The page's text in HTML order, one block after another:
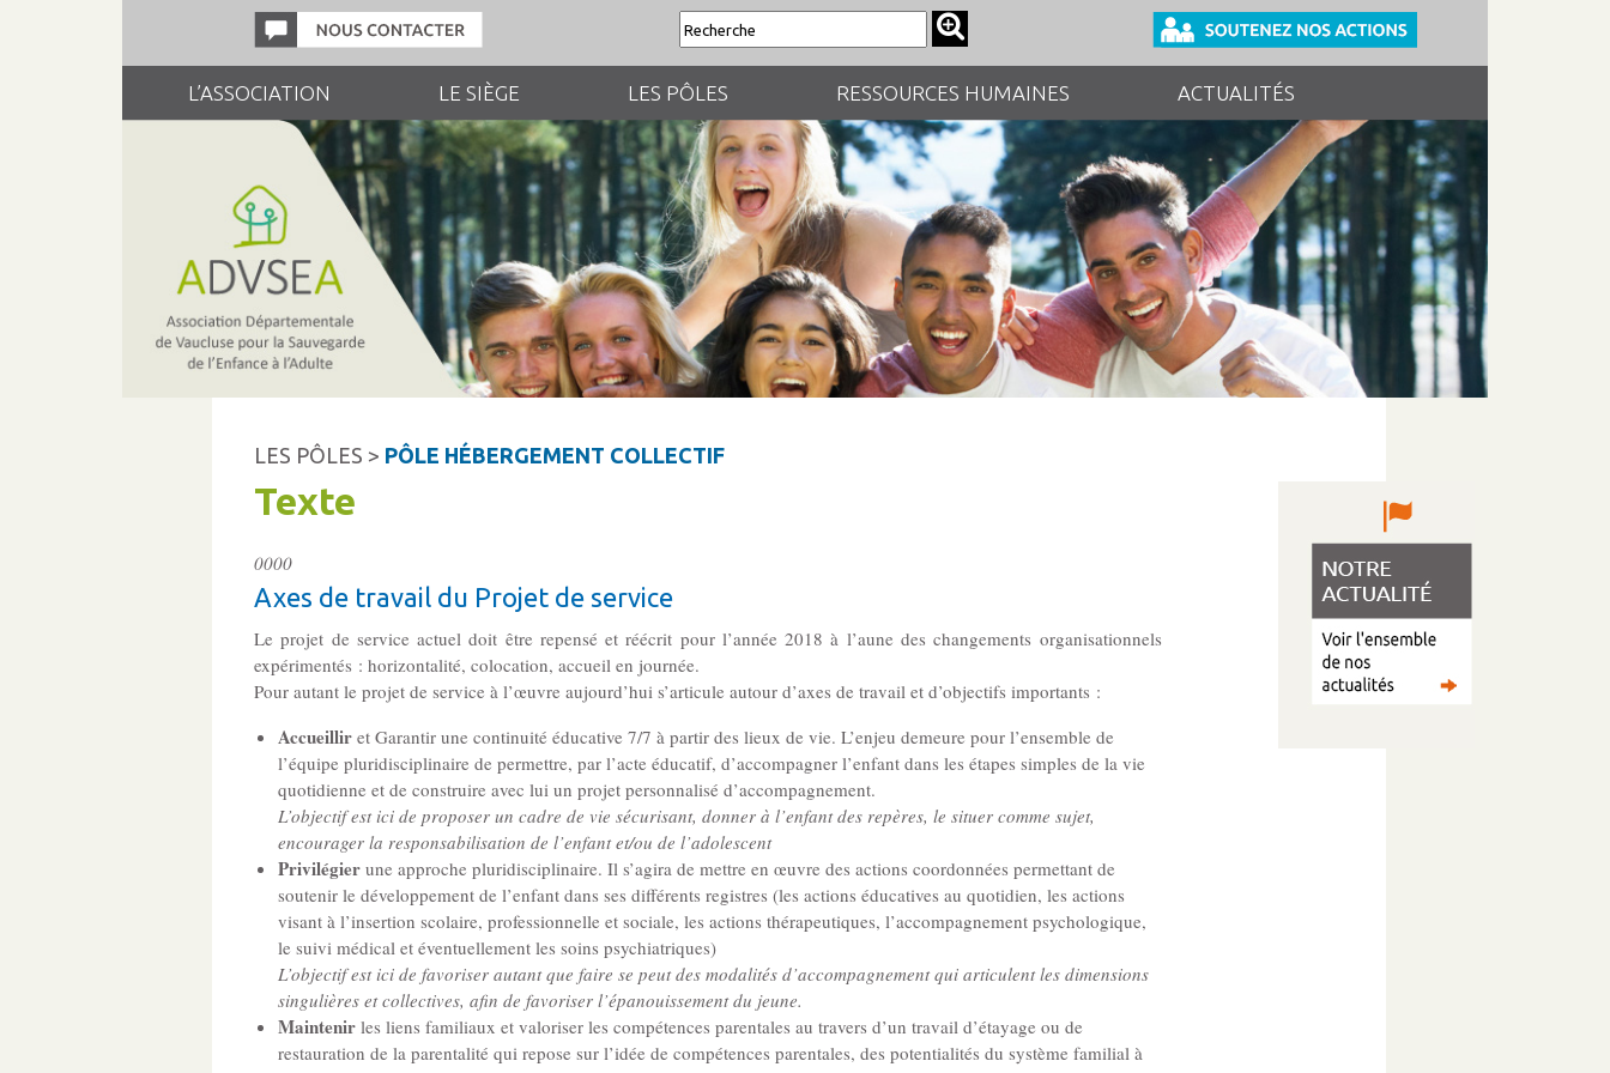
L’ASSOCIATION LE SIÈGE LES PÔLES RESSOURCES HUMAINES ACTUALITÉS
LES PÔLES > PÔLE HÉBERGEMENT COLLECTIF
Texte
0000
Axes de travail du Projet de service
Le projet de service actuel doit être repensé et réécrit pour l’année 2018 à l’aune des changements organisationnels
expérimentés : horizontalité, colocation, accueil en journée.
Pour autant le projet de service à l’œuvre aujourd’hui s’articule autour d’axes de travail et d’objectifs importants :
Accueillir et Garantir une continuité éducative 7/7 à partir des lieux de vie. L’enjeu demeure pour l’ensemble de
l’équipe pluridisciplinaire de permettre, par l’acte éducatif, d’accompagner l’enfant dans les étapes simples de la vie
quotidienne et de construire avec lui un projet personnalisé d’accompagnement.
L’objectif est ici de proposer un cadre de vie sécurisant, donner à l’enfant des repères, le situer comme sujet,
encourager la responsabilisation de l’enfant et/ou de l’adolescent
Privilégier une approche pluridisciplinaire. Il s’agira de mettre en œuvre des actions coordonnées permettant de
soutenir le développement de l’enfant dans ses différents registres (les actions éducatives au quotidien, les actions
visant à l’insertion scolaire, professionnelle et sociale, les actions thérapeutiques, l’accompagnement psychologique,
le suivi médical et éventuellement les soins psychiatriques)
L’objectif est ici de favoriser autant que faire se peut des modalités d’accompagnement qui articulent les dimensions
singulières et collectives, afin de favoriser l’épanouissement du jeune.
Maintenir les liens familiaux et valoriser les compétences parentales au travers d’un travail d’étayage ou de
restauration de la parentalité qui repose sur l’idée de compétences parentales, des potentialités du système familial à